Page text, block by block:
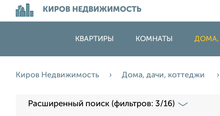
КИРОВ НЕДВИЖИМОСТЬ
КВАРТИРЫ КОМНАТЫ ДОМА,
Киров Недвижимость Дома, дачи, коттеджи
Расширенный поиск (фильтров: 3/16)